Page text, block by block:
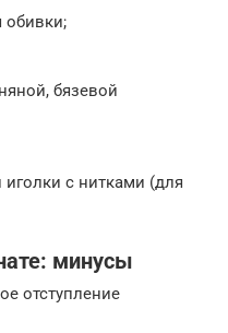
обивки;
бязевой
с нитками (для
минусы
отступление